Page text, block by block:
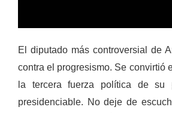
El diputado más controversial de
contra el progresismo. Se convirtió
la tercera fuerza política de
presidenciable. No deje de